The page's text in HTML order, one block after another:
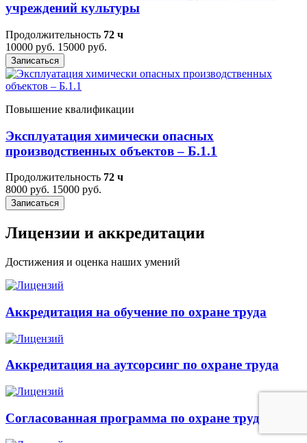
учреждений культуры
Продолжительность 72 ч
10000 руб. 15000 руб.
Записаться
Повышение квалификации
Эксплуатация химически опасных
производственных объектов – Б.1.1
Продолжительность 72 ч
8000 руб. 15000 руб.
Записаться
Лицензии и аккредитации
Достижения и оценка наших умений
Аккредитация на обучение по охране труда
Аккредитация на аутсорсинг по охране труда
Согласованная программа по охране труда